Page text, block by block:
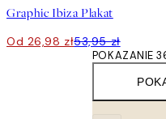
Graphic Ibiza Plakat
Od 26,98 zł53,95 zł
POKAZANIE